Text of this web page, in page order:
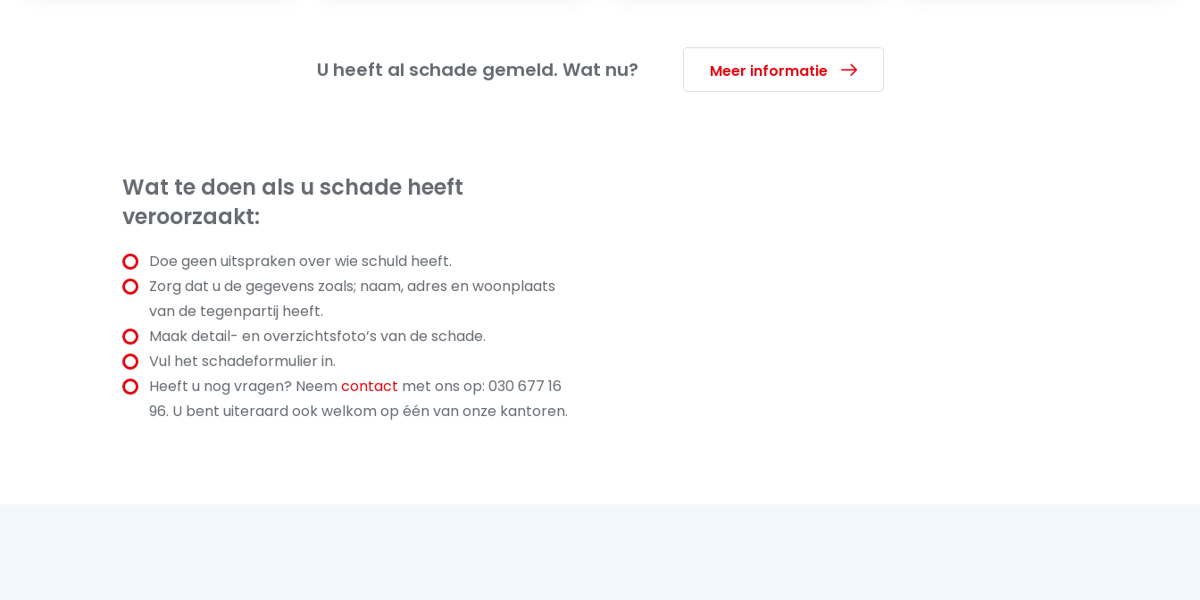
U heeft al schade gemeld. Wat nu? Meer informatie
Wat te doen als u schade heeft
veroorzaakt:
Doe geen uitspraken over wie schuld heeft.
Zorg dat u de gegevens zoals; naam, adres en woonplaats
van de tegenpartij heeft.
Maak detail- en overzichtsfoto’s van de schade.
Vul het schadeformulier in.
Heeft u nog vragen? Neem contact met ons op: 030 677 16
96. U bent uiteraard ook welkom op één van onze kantoren.